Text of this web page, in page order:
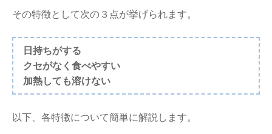
その特徴として次の３点が挙げられます。
日持ちがする
クセがなく食べやすい
加熱しても溶けない
以下、各特徴について簡単に解説します。